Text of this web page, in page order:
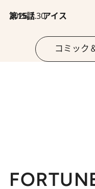
2026.7.30
第15話 アイス
コミック